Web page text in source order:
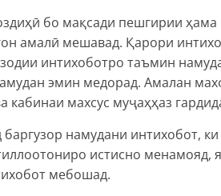
бо мақсади пешгирии ҳама
амалӣ мешавад. Қарори
интихоботро таъмин
эмин медорад. Амалан
кабинаи махсус муҷаҳҳаз
баргузор намудани интихобот,
истисно менамояд,
мебошад.